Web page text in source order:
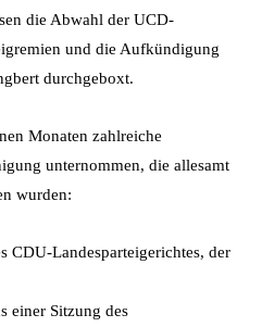
die Abwahl der UCD-
und die Aufkündigung
durchgeboxt.
Monaten zahlreiche
unternommen, die allesamt
wurden:
CDU-Landesparteigerichtes, der
einer Sitzung des